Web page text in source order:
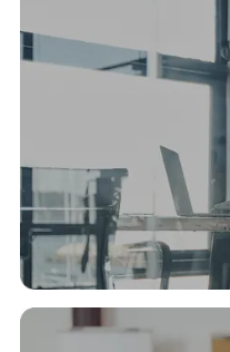
Empresas